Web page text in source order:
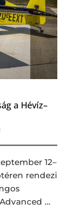
a Hévíz–
12–
rendezi
…